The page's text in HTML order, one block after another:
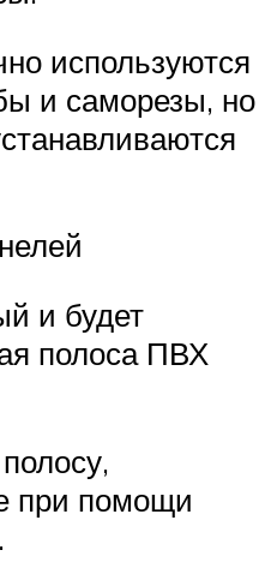
используются
и саморезы, но
и будет
полоса ПВХ
при помощи